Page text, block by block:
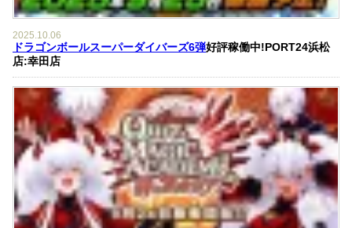
2025.10.06
ドラゴンボールスーパーダイバーズ6弾好評稼働中!PORT24浜松
店:幸田店